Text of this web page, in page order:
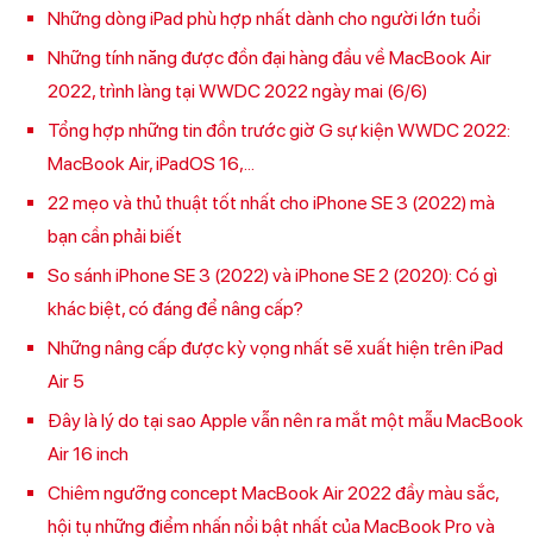
Những dòng iPad phù hợp nhất dành cho người lớn tuổi
Những tính năng được đồn đại hàng đầu về MacBook Air
2022, trình làng tại WWDC 2022 ngày mai (6/6)
Tổng hợp những tin đồn trước giờ G sự kiện WWDC 2022:
MacBook Air, iPadOS 16,...
22 mẹo và thủ thuật tốt nhất cho iPhone SE 3 (2022) mà
bạn cần phải biết
So sánh iPhone SE 3 (2022) và iPhone SE 2 (2020): Có gì
khác biệt, có đáng để nâng cấp?
Những nâng cấp được kỳ vọng nhất sẽ xuất hiện trên iPad
Air 5
Đây là lý do tại sao Apple vẫn nên ra mắt một mẫu MacBook
Air 16 inch
Chiêm ngưỡng concept MacBook Air 2022 đầy màu sắc,
hội tụ những điểm nhấn nổi bật nhất của MacBook Pro và